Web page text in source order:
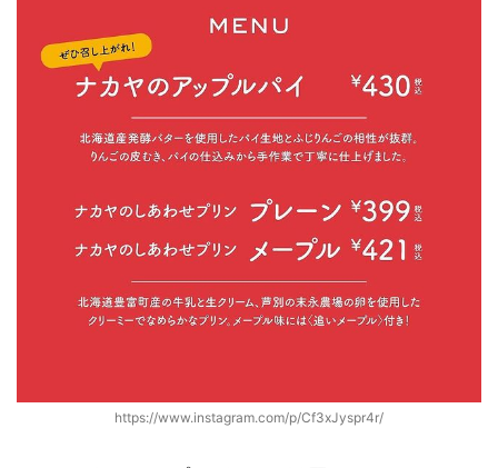
https://www.instagram.com/p/Cf3xJyspr4r/